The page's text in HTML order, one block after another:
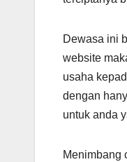
Dewasa ini
website
usaha
dengan
untuk anda
Menimbang